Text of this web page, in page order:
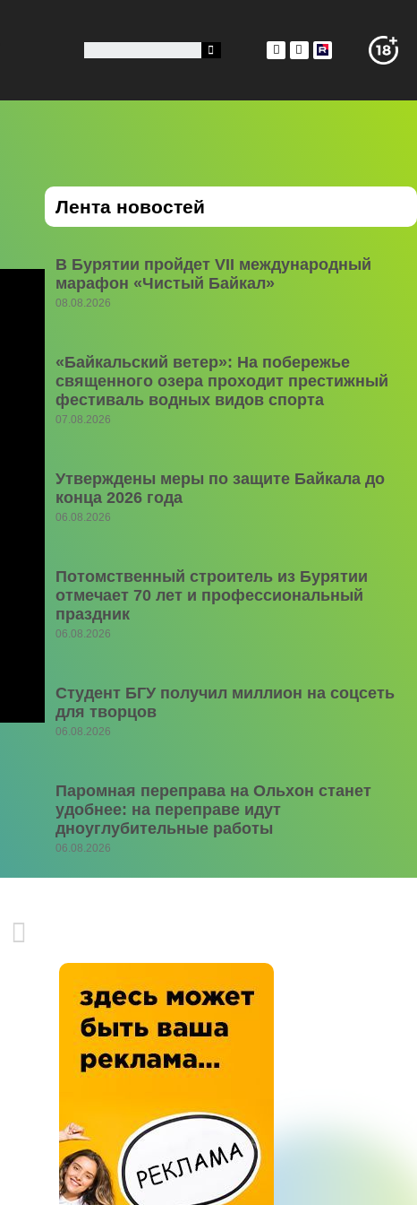
Лента новостей
В Бурятии пройдет VII международный
марафон «Чистый Байкал»
08.08.2026
«Байкальский ветер»: На побережье
священного озера проходит престижный
фестиваль водных видов спорта
07.08.2026
Утверждены меры по защите Байкала до
конца 2026 года
06.08.2026
Потомственный строитель из Бурятии
отмечает 70 лет и профессиональный
праздник
06.08.2026
Студент БГУ получил миллион на соцсеть
для творцов
06.08.2026
Паромная переправа на Ольхон станет
удобнее: на переправе идут
дноуглубительные работы
06.08.2026